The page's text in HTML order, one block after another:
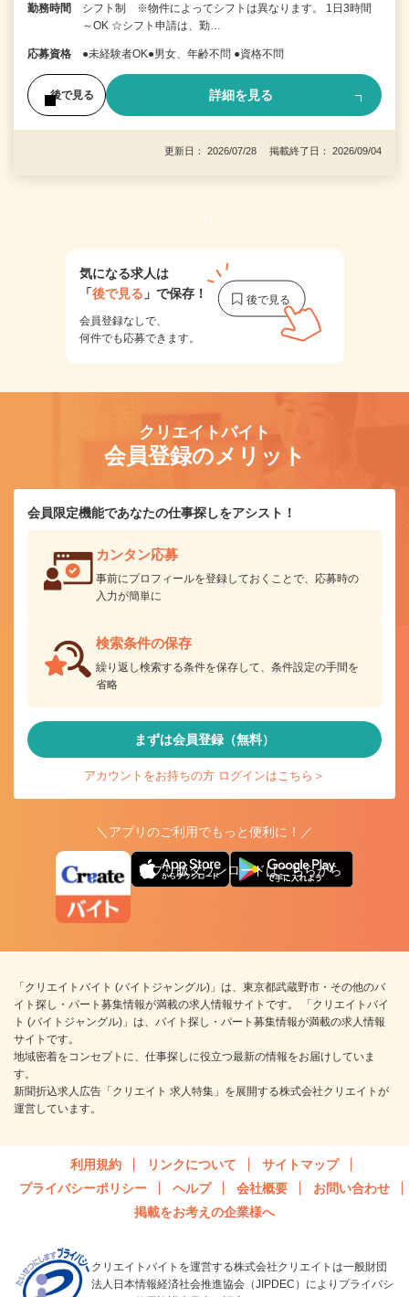
勤務時間
シフト制 ※物件によってシフトは異なります。 1日3時間
～OK ☆シフト申請は、勤…
応募資格 ●未経験者OK●男女、年齢不問 ●資格不問
後で見る 詳細を見る
更新日： 2026/07/28 掲載終了日： 2026/09/04
1
気になる求人は
「後で見る 」で保存！
会員登録なしで、
何件でも応募できます。
クリエイトバイト
会員登録のメリット
会員限定機能であなたの仕事探しをアシスト！
カンタン応募
事前にプロフィールを登録しておくことで、応募時の
入力が簡単に
検索条件の保存
繰り返し検索する条件を保存して、条件設定の手間を
省略
まずは会員登録（無料）
アカウントをお持ちの方 ログインはこちら＞
＼アプリのご利用でもっと便利に！／
アプリ版ダウンロードはこちらから
「クリエイトバイト (バイトジャングル)」は、東京都武蔵野市・その他のバ
イト探し・パート募集情報が満載の求人情報サイトです。 「クリエイトバイ
ト (バイトジャングル)」は、バイト探し・パート募集情報が満載の求人情報
サイトです。
地域密着をコンセプトに、仕事探しに役立つ最新の情報をお届けしていま
す。
新聞折込求人広告「クリエイト 求人特集」を展開する株式会社クリエイトが
運営しています。
利用規約 リンクについて
サイトマップ
プライバシーポリシー
ヘルプ 会社概要
お問い合わせ
掲載をお考えの企業様へ
クリエイトバイトを運営する株式会社クリエイトは一般財団
法人日本情報経済社会推進協会（JIPDEC）によりプライバシ